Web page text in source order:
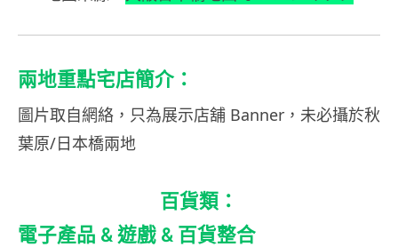
兩地重點宅店簡介：
圖片取自網絡，只為展示店舖 Banner，未必攝於秋
葉原/日本橋兩地
百貨類：
電子產品 & 遊戲 & 百貨整合